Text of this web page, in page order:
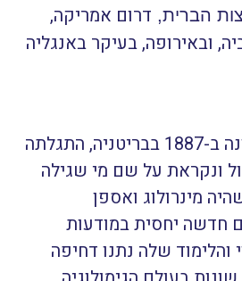
הברית, דרום אמריקה,
ובאירופה, בעיקר באנגליה
שמה ניתן לה לראשונה ב-1887 בבריטניה, התגלתה
ונקראת על שם מי שגילה
מינרולוג ואספן
חדשה יחסית במודעות
והלימוד שלה נתנו דחיפה